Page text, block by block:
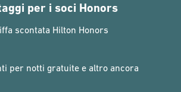
per i soci Honors
scontata Hilton Honors
per notti gratuite e altro ancora